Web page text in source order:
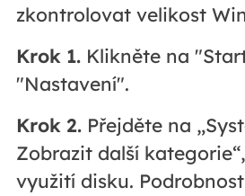
zkontrolovat velikost
Krok 1.Klikněte na
"Nastavení".
Krok 2.Přejděte na
Zobrazit další
využití disku.